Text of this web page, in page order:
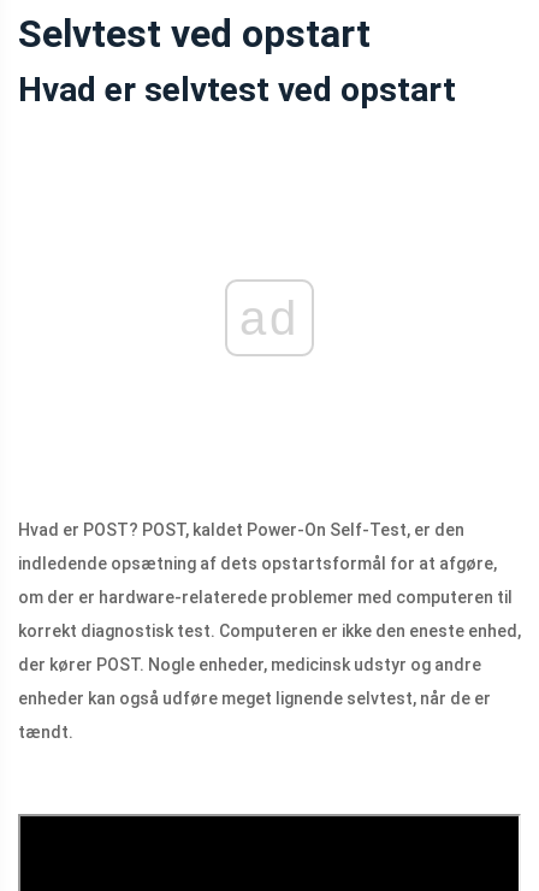
Selvtest ved opstart
Hvad er selvtest ved opstart
ad
Hvad er POST? POST, kaldet Power-On Self-Test, er den
indledende opsætning af dets opstartsformål for at afgøre,
om der er hardware-relaterede problemer med computeren til
korrekt diagnostisk test. Computeren er ikke den eneste enhed,
der kører POST. Nogle enheder, medicinsk udstyr og andre
enheder kan også udføre meget lignende selvtest, når de er
tændt.